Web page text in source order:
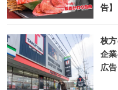
告】
枚
企
広告